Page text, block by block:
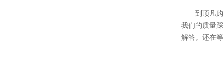
到顶凡
我们的质量
解答。还在